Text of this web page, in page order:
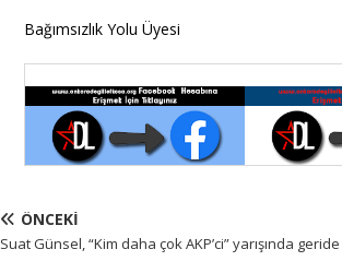
Bağımsızlık Yolu Üyesi
ÖNCEKI
Suat Günsel, “Kim daha çok AKP’ci” yarışında